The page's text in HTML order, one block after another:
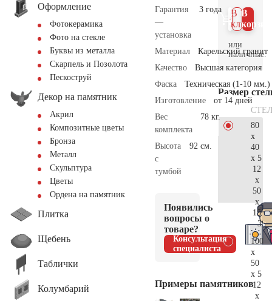
Оформление
Фотокерамика
Фото на стекле
Буквы из металла
Скарпель и Позолота
Пескоструй
Декор на памятник
Акрил
Композитные цветы
Бронза
Металл
Скульптура
Цветы
Ордена на памятник
Плитка
Щебень
Таблички
Колумбарий
Гарантия
—
установка
3 года
Материал
Карельский гранит
Качество
Высшая категория
Фаска
Техническая (1-10 мм.)
Изготовление
от 14 дней
Вес
комплекта
78 кг.
Высота
с
тумбой
92 см.
Появились
вопросы о
товаре?
Консультация
специалиста
Примеры памятников
В
В 1
клик
или
наличные.
Размер
80
x
40
x 5
12
x
50
x
15
100
x
50
x 5
12
x